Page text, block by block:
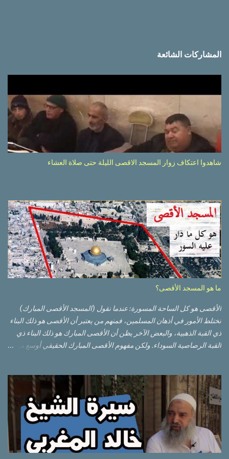
المشاركات الشائعة
شاهدوا اعتكاف زوار المسجد الاقصى الليلة حتى صلاة العشاء
ما هو المسجد الأقصى؟
الأقصى هو كل الساحة المسورة: عندما نقول (المسجد الأقصى المبارك)
تختلط الأمور في أذهان المسلمين، فمنهم من يعتبر أن الأقصى هو ذلك البناء
ذي القبة الذهبية، والبعض الآخر يظن أن الأقصى المبارك هو ذلك البناء ذي
القبة الرصاصية السوداء. ولكن مفهوم الأقصى المبارك الحقيقي أوسع من
تلة في الزاوية الجنوبية الشرقية من مدينة القدس القديمة المسورة (البلدة
القديمة) والتي تقع في شرقي القدس فيالضفة الغربية. والمسجد الأقصى له
سور أيضاً وهو على شكل مضلع غير منتظم مساحته حوالي 144 دونم (144
كم متر مربع). المسجد الأقصى على تلة حارات البلدة القديمة – القدس
العتيقة كما هي اليوم يشمل المسجد الأقصى: قبة الصخرة المشرفة، (ذات
القبة الذهبية) والموجودة في موقع القلب بالنسبة للمسجد الأقصى
(ويستخدم الآن كمصلى للنساء يوم الجمعة). المصلى القِبلِي (المسجد